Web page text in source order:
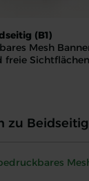
(B1)
Mesh
freie
zu